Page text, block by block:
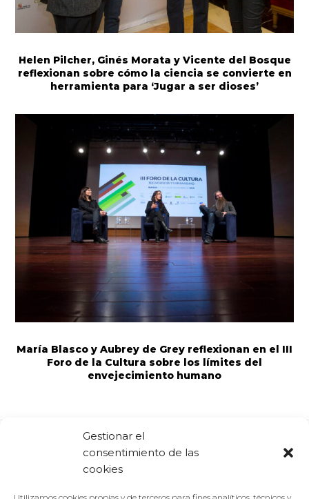
Gestionar el
consentimiento de las
cookies
Helen Pilcher, Ginés Morata y Vicente del Bosque
reflexionan sobre cómo la ciencia se convierte en
herramienta para ‘Jugar a ser dioses’
María Blasco y Aubrey de Grey reflexionan en el III
Foro de la Cultura sobre los límites del
envejecimiento humano
Comparte: Facebook Twitter